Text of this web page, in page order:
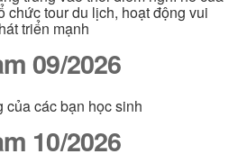
chức tour du lịch, hoạt động vui
triển mạnh
09/2026
các bạn học sinh
10/2026